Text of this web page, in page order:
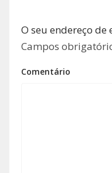
O seu endereço
Campos
Comentário